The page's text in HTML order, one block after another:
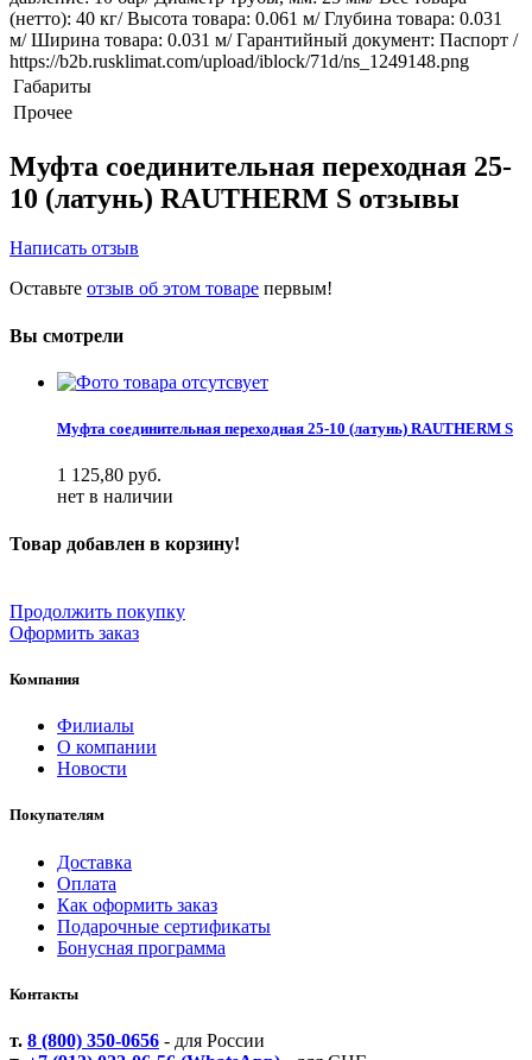
(нетто): 40 кг/ Высота товара: 0.061 м/ Глубина товара: 0.031
м/ Ширина товара: 0.031 м/ Гарантийный документ: Паспорт /
https://b2b.rusklimat.com/upload/iblock/71d/ns_1249148.png
Габариты
Прочее
Муфта соединительная переходная 25-
10 (латунь) RAUTHERM S отзывы
Написать отзыв
Оставьте отзыв об этом товаре первым!
Вы смотрели
Муфта соединительная переходная 25-10 (латунь) RAUTHERM S
1 125,80 руб.
нет в наличии
Товар добавлен в корзину!
Продолжить покупку
Оформить заказ
Компания
Филиалы
О компании
Новости
Покупателям
Доставка
Оплата
Как оформить заказ
Подарочные сертификаты
Бонусная программа
Контакты
т. 8 (800) 350-0656 - для России